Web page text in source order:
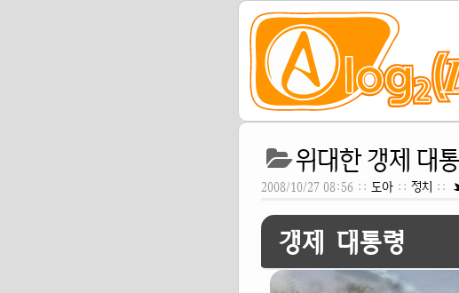
위대한 갱제 대
2008/10/27 08:56 :: 도아 :: 정치 ::
갱제 대통령